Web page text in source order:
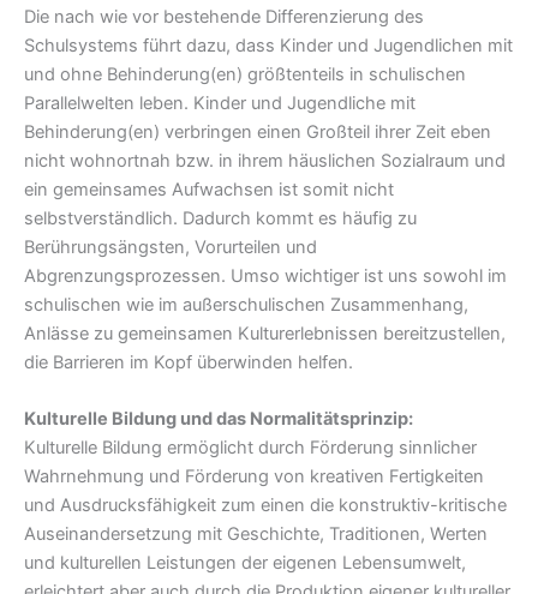
Die nach wie vor bestehende Differenzierung des
Schulsystems führt dazu, dass Kinder und Jugendlichen mit
und ohne Behinderung(en) größtenteils in schulischen
Parallelwelten leben. Kinder und Jugendliche mit
Behinderung(en) verbringen einen Großteil ihrer Zeit eben
nicht wohnortnah bzw. in ihrem häuslichen Sozialraum und
ein gemeinsames Aufwachsen ist somit nicht
selbstverständlich. Dadurch kommt es häufig zu
Berührungsängsten, Vorurteilen und
Abgrenzungsprozessen. Umso wichtiger ist uns sowohl im
schulischen wie im außerschulischen Zusammenhang,
Anlässe zu gemeinsamen Kulturerlebnissen bereitzustellen,
die Barrieren im Kopf überwinden helfen.
Kulturelle Bildung und das Normalitätsprinzip:
Kulturelle Bildung ermöglicht durch Förderung sinnlicher
Wahrnehmung und Förderung von kreativen Fertigkeiten
und Ausdrucksfähigkeit zum einen die konstruktiv-kritische
Auseinandersetzung mit Geschichte, Traditionen, Werten
und kulturellen Leistungen der eigenen Lebensumwelt,